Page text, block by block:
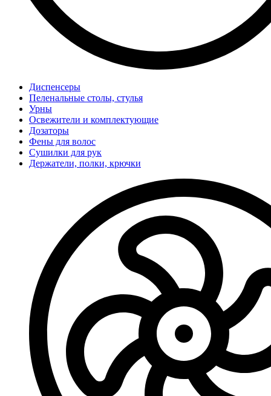
Диспенсеры
Пеленальные столы, стулья
Урны
Освежители и комплектующие
Дозаторы
Фены для волос
Сушилки для рук
Держатели, полки, крючки